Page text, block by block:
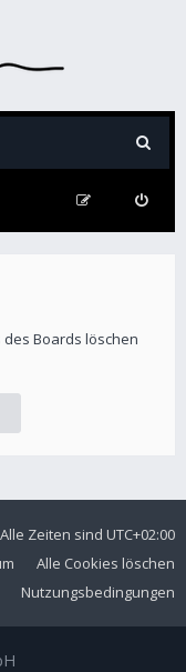
des Boards löschen
Alle Zeiten sind UTC+02:00
Alle Cookies löschen
Nutzungsbedingungen